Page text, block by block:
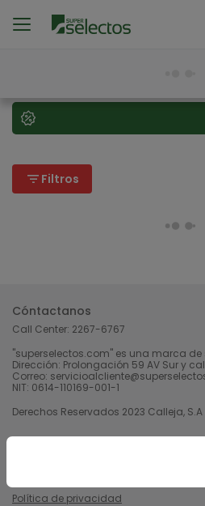
filter_list Filtros
Cóntactanos
Call Center: 2267-6767
"superselectos.com" es una marca
Dirección: Prolongación 59 AV Sur y
Correo:
NIT: 0614-110169-001-1
Derechos Reservados 2023 Calleja, S.A
Política de privacidad